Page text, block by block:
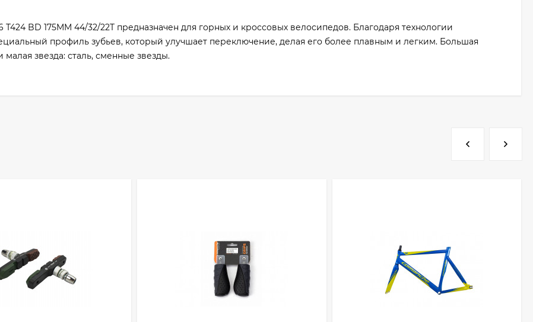
T424 BD 175MM 44/32/22T предназначен для горных и кроссовых велосипедов. Благодаря технологии
профиль зубьев, который улучшает переключение, делая его более плавным и легким. Большая
звезда: сталь, сменные звезды.